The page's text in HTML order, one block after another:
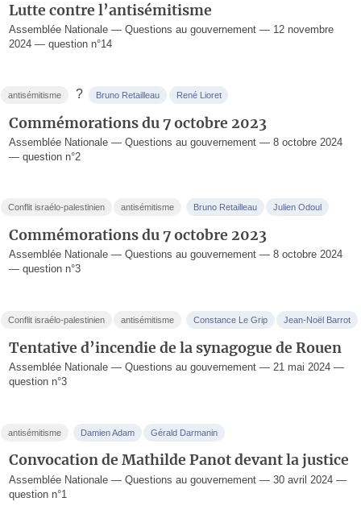
Lutte contre l’antisémitisme
Assemblée Nationale — Questions au gouvernement — 12 novembre
2024 — question n°14
antisémitisme ? Bruno Retailleau René Lioret
Commémorations du 7 octobre 2023
Assemblée Nationale — Questions au gouvernement — 8 octobre 2024
— question n°2
Conflit israélo-palestinien antisémitisme Bruno Retailleau Julien Odoul
Commémorations du 7 octobre 2023
Assemblée Nationale — Questions au gouvernement — 8 octobre 2024
— question n°3
Conflit israélo-palestinien antisémitisme Constance Le Grip Jean-Noël Barrot
Tentative d’incendie de la synagogue de Rouen
Assemblée Nationale — Questions au gouvernement — 21 mai 2024 —
question n°3
antisémitisme Damien Adam Gérald Darmanin
Convocation de Mathilde Panot devant la justice
Assemblée Nationale — Questions au gouvernement — 30 avril 2024 —
question n°1